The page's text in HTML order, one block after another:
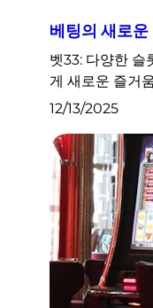
베팅의 새로
벳33: 다양한 슬
게 새로운 즐거
12/13/2025